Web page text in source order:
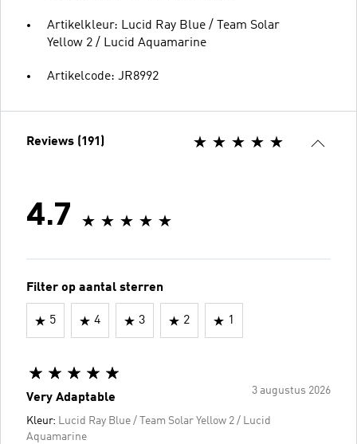
Artikelkleur: Lucid Ray Blue / Team Solar
Yellow 2 / Lucid Aquamarine
Artikelcode: JR8992
Reviews (191)
4.7
Filter op aantal sterren
5 4 3 2 1
3 augustus 2026
Very Adaptable
Kleur: Lucid Ray Blue / Team Solar Yellow 2 / Lucid
Aquamarine